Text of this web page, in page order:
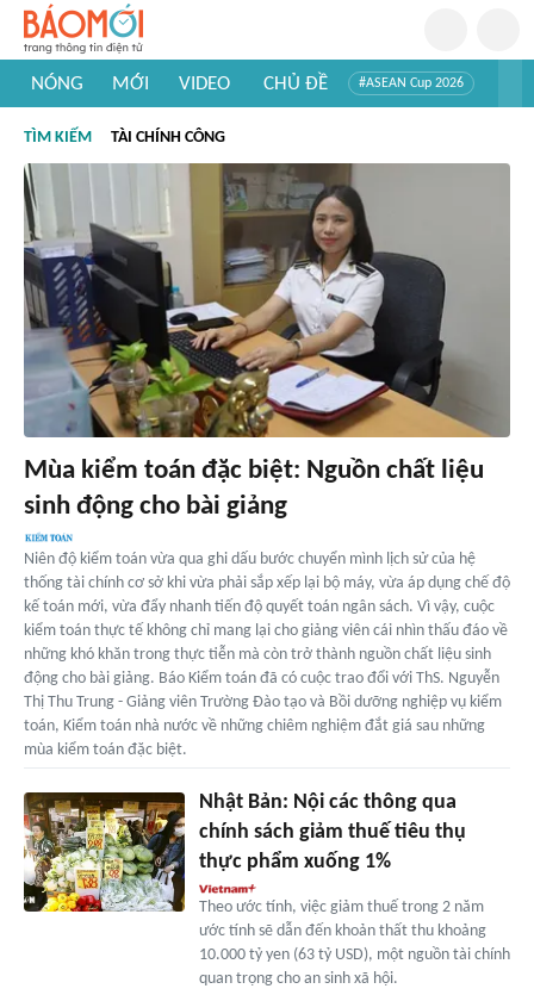
NÓNG MỚI VIDEO CHỦ ĐỀ #ASEAN Cup 2026
#Khám phá thế giới
TÌM KIẾM TÀI CHÍNH CÔNG
Mùa kiểm toán đặc biệt: Nguồn chất liệu
sinh động cho bài giảng
Niên độ kiểm toán vừa qua ghi dấu bước chuyển mình lịch sử của hệ
thống tài chính cơ sở khi vừa phải sắp xếp lại bộ máy, vừa áp dụng chế độ
kế toán mới, vừa đẩy nhanh tiến độ quyết toán ngân sách. Vì vậy, cuộc
kiểm toán thực tế không chỉ mang lại cho giảng viên cái nhìn thấu đáo về
những khó khăn trong thực tiễn mà còn trở thành nguồn chất liệu sinh
động cho bài giảng. Báo Kiểm toán đã có cuộc trao đổi với ThS. Nguyễn
Thị Thu Trung - Giảng viên Trường Đào tạo và Bồi dưỡng nghiệp vụ kiểm
toán, Kiểm toán nhà nước về những chiêm nghiệm đắt giá sau những
mùa kiểm toán đặc biệt.
Nhật Bản: Nội các thông qua
chính sách giảm thuế tiêu thụ
thực phẩm xuống 1%
Theo ước tính, việc giảm thuế trong 2 năm
ước tính sẽ dẫn đến khoản thất thu khoảng
10.000 tỷ yen (63 tỷ USD), một nguồn tài chính
quan trọng cho an sinh xã hội.